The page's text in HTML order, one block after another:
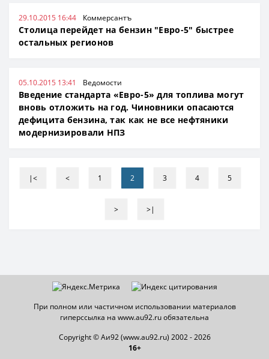
29.10.2015 16:44 Коммерсантъ
Столица перейдет на бензин "Евро-5" быстрее
остальных регионов
05.10.2015 13:41 Ведомости
Введение стандарта «Евро-5» для топлива могут
вновь отложить на год. Чиновники опасаются
дефицита бензина, так как не все нефтяники
модернизировали НПЗ
|< < 1 2 3 4 5
> >|
При полном или частичном использовании материалов
гиперссылка на www.au92.ru обязательна
Copyright © Аи92 (www.au92.ru) 2002 - 2026
16+